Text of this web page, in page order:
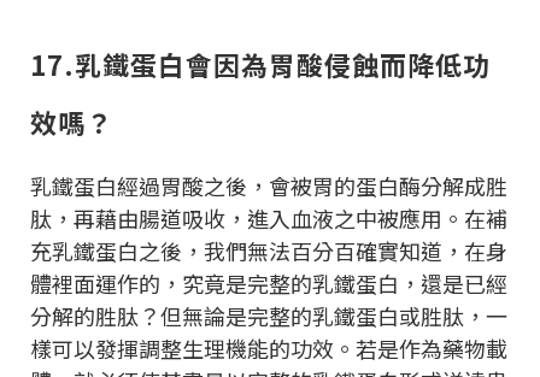
17.乳鐵蛋白會因為胃酸侵蝕而降低功
效嗎？
乳鐵蛋白經過胃酸之後，會被胃的蛋白酶分解成胜
肽，再藉由腸道吸收，進入血液之中被應用。在補
充乳鐵蛋白之後，我們無法百分百確實知道，在身
體裡面運作的，究竟是完整的乳鐵蛋白，還是已經
分解的胜肽？但無論是完整的乳鐵蛋白或胜肽，一
樣可以發揮調整生理機能的功效。若是作為藥物載